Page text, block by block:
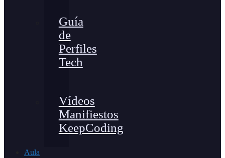
Guía
de
Perfiles
Tech
Vídeos
Manifiestos
KeepCoding
Aula